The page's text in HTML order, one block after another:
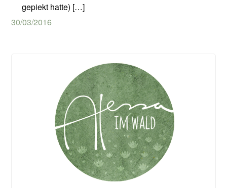
gepiekt hatte) […]
30/03/2016